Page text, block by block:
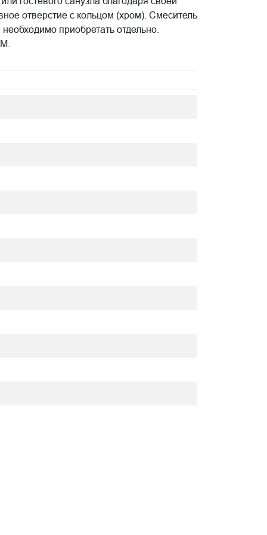
отверстие с кольцом (хром). Смеситель
приобретать отдельно.